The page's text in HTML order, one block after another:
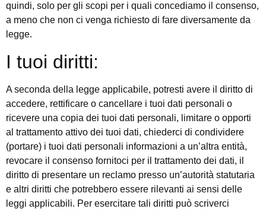
quindi, solo per gli scopi per i quali concediamo il consenso,
a meno che non ci venga richiesto di fare diversamente da
legge.
I tuoi diritti:
A seconda della legge applicabile, potresti avere il diritto di
accedere, rettificare o cancellare i tuoi dati personali o
ricevere una copia dei tuoi dati personali, limitare o opporti
al trattamento attivo dei tuoi dati, chiederci di condividere
(portare) i tuoi dati personali informazioni a un’altra entità,
revocare il consenso fornitoci per il trattamento dei dati, il
diritto di presentare un reclamo presso un’autorità statutaria
e altri diritti che potrebbero essere rilevanti ai sensi delle
leggi applicabili. Per esercitare tali diritti può scriverci